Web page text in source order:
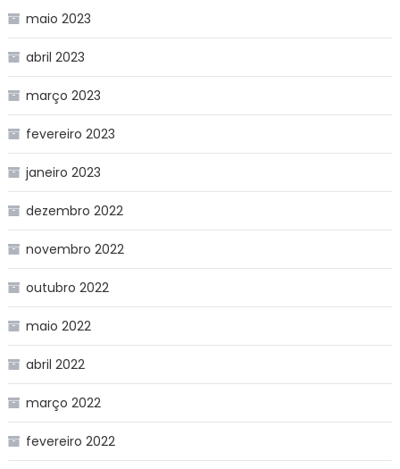
maio 2023
abril 2023
março 2023
fevereiro 2023
janeiro 2023
dezembro 2022
novembro 2022
outubro 2022
maio 2022
abril 2022
março 2022
fevereiro 2022